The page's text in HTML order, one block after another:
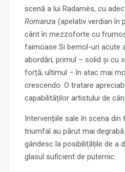
scenă a lui Radamès, cu
Romanza (apelativ verdian în
cânt în mezzoforte cu
faimoase Si bemol-uri acute
abordări, primul – solid și cu
forță, ultimul – în atac mai
crescendo. O tratare
capabilităților artistului de
Intervențiile sale în scena din
triumfal au părut mai
gândesc la posibilitățile de a
glasul suficient de puternic.